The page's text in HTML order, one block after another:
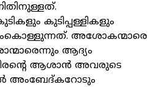
കുടിപ്പള്ളികളും
അശോകന്മാരെ
ആദ്യം
ആശാന്‍ അവരുടെ
അംബേദ്കറോടും